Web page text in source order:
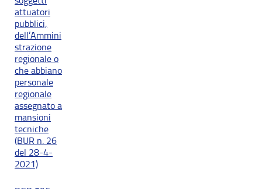
attuatori
pubblici,
dell’Ammini
strazione
regionale o
che abbiano
personale
regionale
assegnato a
mansioni
tecniche
(BUR n. 26
del 28-4-
2021)